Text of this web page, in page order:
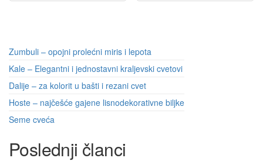
Zumbuli – opojni prolećni miris i lepota
Kale – Elegantni i jednostavni kraljevski cvetovi
Dalije – za kolorit u bašti i rezani cvet
Hoste – najčešće gajene lisnodekorativne biljke
Seme cveća
Poslednji članci